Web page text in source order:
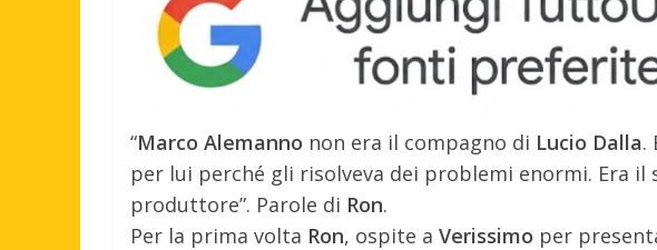
“Marco Alemanno non era il compagno di Lucio Dalla.
per lui perché gli risolveva dei problemi enormi. Era il
produttore”. Parole di Ron.
Per la prima volta Ron, ospite a Verissimo per